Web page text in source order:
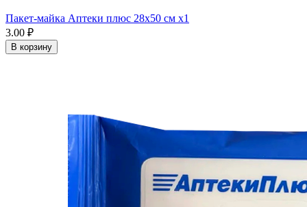
Пакет-майка Аптеки плюс 28х50 см x1
3.00 ₽
В корзину